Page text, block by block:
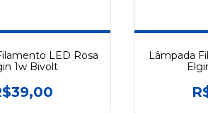
LED Rosa
1w Bivolt
Lâmpada